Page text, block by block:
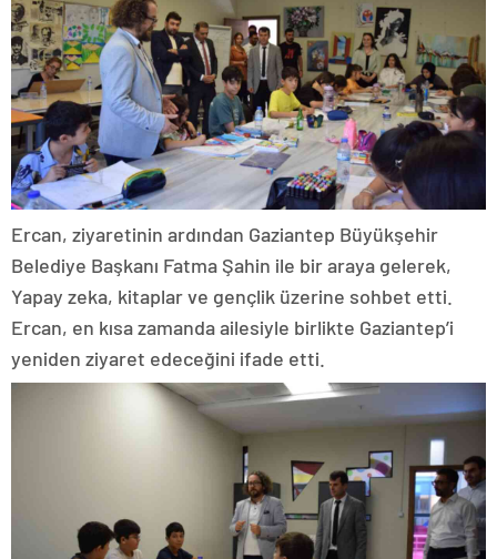
Ercan, ziyaretinin ardından Gaziantep Büyükşehir
Belediye Başkanı Fatma Şahin ile bir araya gelerek,
Yapay zeka, kitaplar ve gençlik üzerine sohbet etti.
Ercan, en kısa zamanda ailesiyle birlikte Gaziantep’i
yeniden ziyaret edeceğini ifade etti.